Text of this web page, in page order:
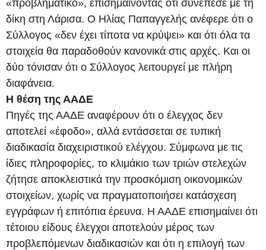
«προβληματικό», επισημαίνοντας ότι συνέπεσε με τη
δίκη στη Λάρισα. Ο Ηλίας Παπαγγελής ανέφερε ότι ο
Σύλλογος «δεν έχει τίποτα να κρύψει» και ότι όλα τα
στοιχεία θα παραδοθούν κανονικά στις αρχές. Και οι
δύο τόνισαν ότι ο Σύλλογος λειτουργεί με πλήρη
διαφάνεια.
Η θέση της ΑΑΔΕ
Πηγές της ΑΑΔΕ αναφέρουν ότι ο έλεγχος δεν
αποτελεί «έφοδο», αλλά εντάσσεται σε τυπική
διαδικασία διαχειριστικού ελέγχου. Σύμφωνα με τις
ίδιες πληροφορίες, το κλιμάκιο των τριών στελεχών
ζήτησε αποκλειστικά την προσκόμιση οικονομικών
στοιχείων, χωρίς να πραγματοποιήσει κατάσχεση
εγγράφων ή επιτόπια έρευνα. Η ΑΑΔΕ επισημαίνει ότι
τέτοιου είδους έλεγχοι αποτελούν μέρος των
προβλεπόμενων διαδικασιών και ότι η επιλογή των